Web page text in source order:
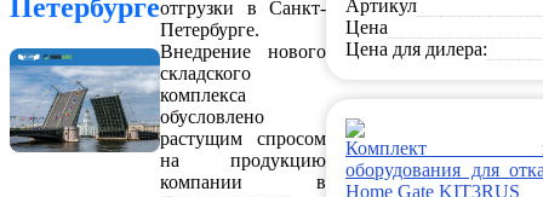
Петербургеотгрузки в Санкт-
Петербурге.
Внедрение нового
складского
комплекса
обусловлено
растущим спросом
на продукцию
компании в
Артикул
Цена
Цена для дилера:
Комплект
оборудования для
Home Gate KIT3RUS